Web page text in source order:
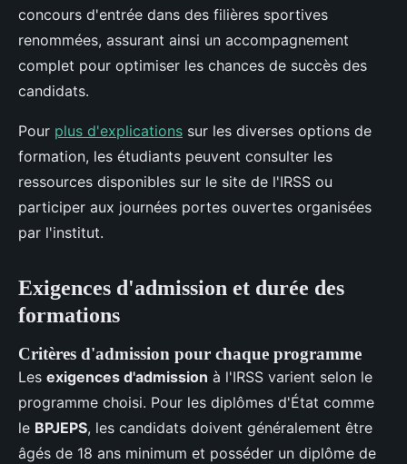
concours d'entrée dans des filières sportives
renommées, assurant ainsi un accompagnement
complet pour optimiser les chances de succès des
candidats.
Pour plus d'explications sur les diverses options de
formation, les étudiants peuvent consulter les
ressources disponibles sur le site de l'IRSS ou
participer aux journées portes ouvertes organisées
par l'institut.
Exigences d'admission et durée des
formations
Critères d'admission pour chaque programme
Les exigences d'admission à l'IRSS varient selon le
programme choisi. Pour les diplômes d'État comme
le BPJEPS, les candidats doivent généralement être
âgés de 18 ans minimum et posséder un diplôme de